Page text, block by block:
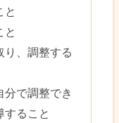
と
と
り、調整する
分で調整でき
すること